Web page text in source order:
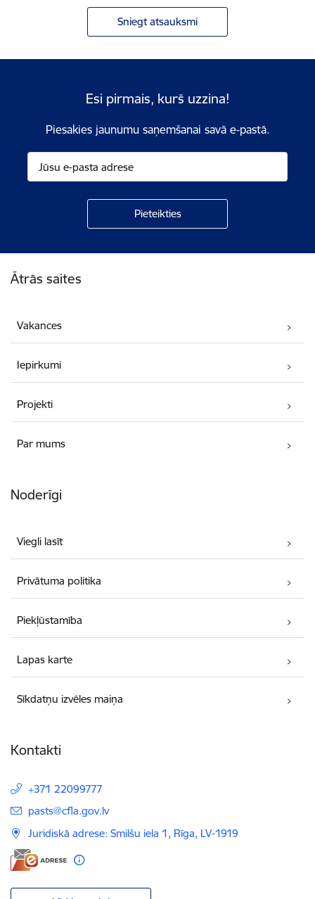
Sniegt atsauksmi
Esi pirmais, kurš uzzina!
Piesakies jaunumu saņemšanai savā e-pastā.
Ātrās saites
Vakances
Iepirkumi
Projekti
Par mums
Noderīgi
Viegli lasīt
Privātuma politika
Piekļūstamība
Lapas karte
Sīkdatņu izvēles maiņa
Kontakti
+371 22099777
E-pasts:
pasts@cfla.gov.lv
Juridiskā adrese: Smilšu iela 1, Rīga, LV-1919